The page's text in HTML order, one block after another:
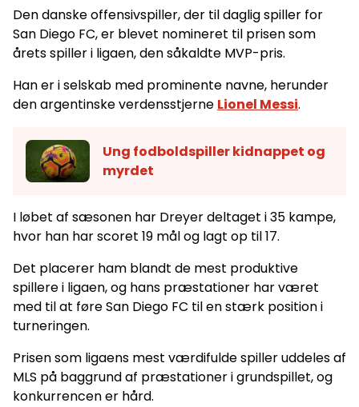
Den danske offensivspiller, der til daglig spiller for
San Diego FC, er blevet nomineret til prisen som
årets spiller i ligaen, den såkaldte MVP-pris.
Han er i selskab med prominente navne, herunder
den argentinske verdensstjerne Lionel Messi.
Ung fodboldspiller kidnappet og
myrdet
I løbet af sæsonen har Dreyer deltaget i 35 kampe,
hvor han har scoret 19 mål og lagt op til 17.
Det placerer ham blandt de mest produktive
spillere i ligaen, og hans præstationer har været
med til at føre San Diego FC til en stærk position i
turneringen.
Prisen som ligaens mest værdifulde spiller uddeles af
MLS på baggrund af præstationer i grundspillet, og
konkurrencen er hård.